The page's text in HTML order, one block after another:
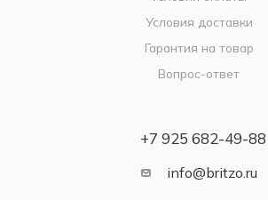
Условия доставки
Гарантия на товар
Вопрос-ответ
+7 925 682-49-88
info@britzo.ru